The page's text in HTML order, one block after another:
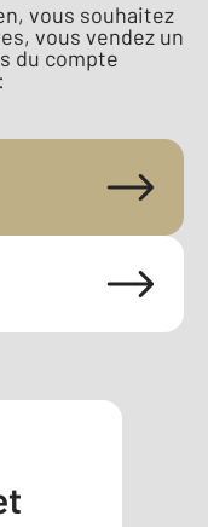
vous souhaitez
vous vendez un
du compte